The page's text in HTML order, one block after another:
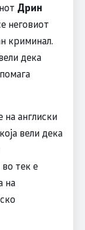
Дрин
неговиот
криминал.
дека
на англиски
вели дека
тек е
на